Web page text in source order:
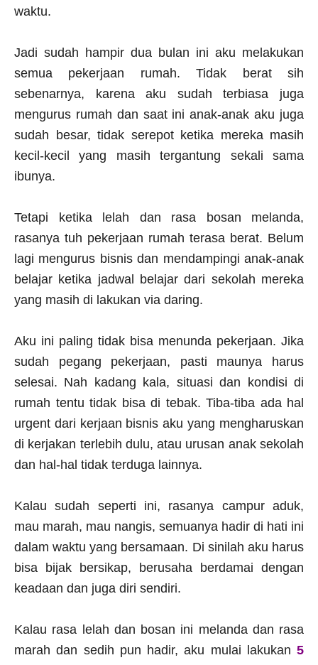
waktu.
Jadi sudah hampir dua bulan ini aku melakukan
semua pekerjaan rumah. Tidak berat sih
sebenarnya, karena aku sudah terbiasa juga
mengurus rumah dan saat ini anak-anak aku juga
sudah besar, tidak serepot ketika mereka masih
kecil-kecil yang masih tergantung sekali sama
ibunya.
Tetapi ketika lelah dan rasa bosan melanda,
rasanya tuh pekerjaan rumah terasa berat. Belum
lagi mengurus bisnis dan mendampingi anak-anak
belajar ketika jadwal belajar dari sekolah mereka
yang masih di lakukan via daring.
Aku ini paling tidak bisa menunda pekerjaan. Jika
sudah pegang pekerjaan, pasti maunya harus
selesai. Nah kadang kala, situasi dan kondisi di
rumah tentu tidak bisa di tebak. Tiba-tiba ada hal
urgent dari kerjaan bisnis aku yang mengharuskan
di kerjakan terlebih dulu, atau urusan anak sekolah
dan hal-hal tidak terduga lainnya.
Kalau sudah seperti ini, rasanya campur aduk,
mau marah, mau nangis, semuanya hadir di hati ini
dalam waktu yang bersamaan. Di sinilah aku harus
bisa bijak bersikap, berusaha berdamai dengan
keadaan dan juga diri sendiri.
Kalau rasa lelah dan bosan ini melanda dan rasa
marah dan sedih pun hadir, aku mulai lakukan 5